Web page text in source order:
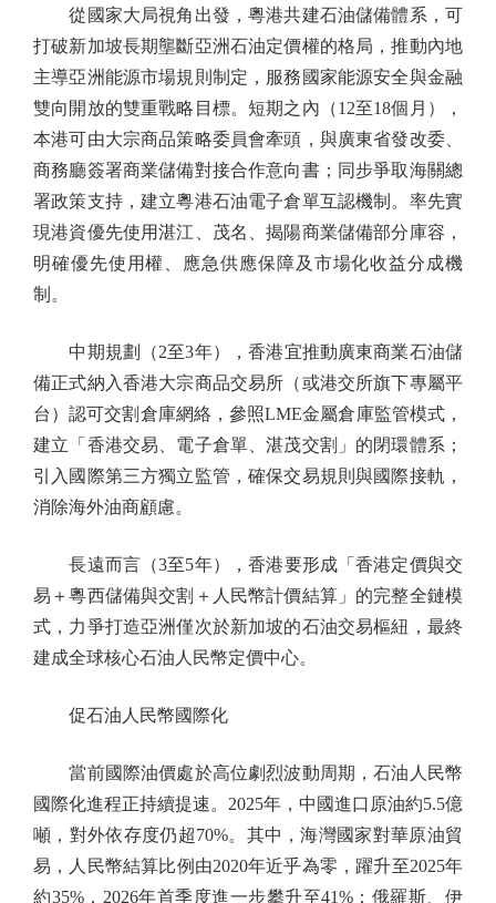
從國家大局視角出發，粵港共建石油儲備體系，可
打破新加坡長期壟斷亞洲石油定價權的格局，推動內地
主導亞洲能源市場規則制定，服務國家能源安全與金融
雙向開放的雙重戰略目標。短期之內（12至18個月），
本港可由大宗商品策略委員會牽頭，與廣東省發改委、
商務廳簽署商業儲備對接合作意向書；同步爭取海關總
署政策支持，建立粵港石油電子倉單互認機制。率先實
現港資優先使用湛江、茂名、揭陽商業儲備部分庫容，
明確優先使用權、應急供應保障及市場化收益分成機
制。
中期規劃（2至3年），香港宜推動廣東商業石油儲
備正式納入香港大宗商品交易所（或港交所旗下專屬平
台）認可交割倉庫網絡，參照LME金屬倉庫監管模式，
建立「香港交易、電子倉單、湛茂交割」的閉環體系；
引入國際第三方獨立監管，確保交易規則與國際接軌，
消除海外油商顧慮。
長遠而言（3至5年），香港要形成「香港定價與交
易＋粵西儲備與交割＋人民幣計價結算」的完整全鏈模
式，力爭打造亞洲僅次於新加坡的石油交易樞紐，最終
建成全球核心石油人民幣定價中心。
促石油人民幣國際化
當前國際油價處於高位劇烈波動周期，石油人民幣
國際化進程正持續提速。2025年，中國進口原油約5.5億
噸，對外依存度仍超70%。其中，海灣國家對華原油貿
易，人民幣結算比例由2020年近乎為零，躍升至2025年
約35%，2026年首季度進一步攀升至41%；俄羅斯、伊